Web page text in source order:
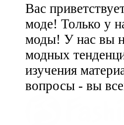
Вас
моде! Только у
моды! У нас вы
модных
изучения
вопросы - вы